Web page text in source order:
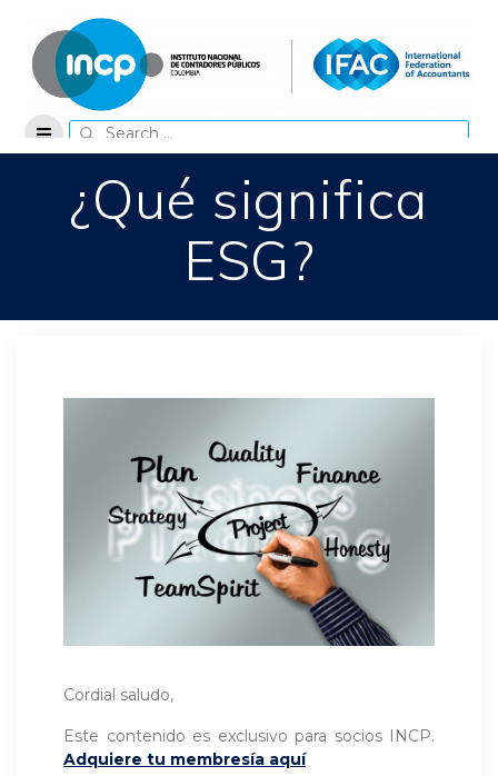
content
Search
for:
¿Qué significa
ESG?
Cordial saludo,
Este contenido es exclusivo para socios INCP.
Adquiere tu membresía aquí